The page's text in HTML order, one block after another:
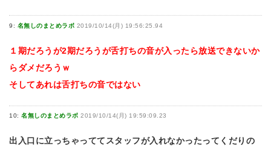
9: 名無しのまとめラボ 2019/10/14(月) 19:56:25.94
１期だろうが2期だろうが舌打ちの音が入ったら放送できないか
らダメだろうｗ
そしてあれは舌打ちの音ではない
10: 名無しのまとめラボ 2019/10/14(月) 19:59:09.23
出入口に立っちゃっててスタッフが入れなかったってくだりの